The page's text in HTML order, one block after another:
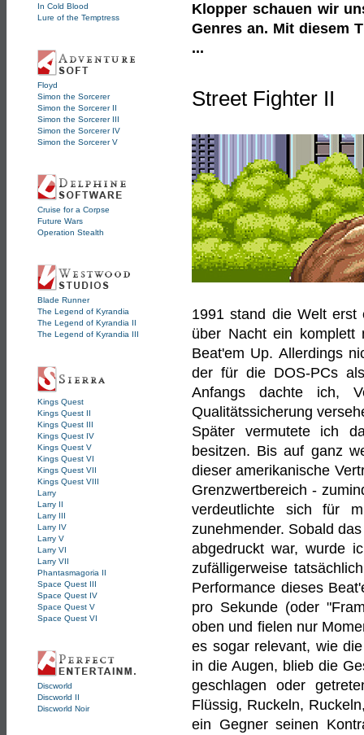
In Cold Blood
Lure of the Temptress
Floyd
Simon the Sorcerer
Simon the Sorcerer II
Simon the Sorcerer III
Simon the Sorcerer IV
Simon the Sorcerer V
Cruise for a Corpse
Future Wars
Operation Stealth
Blade Runner
The Legend of Kyrandia
The Legend of Kyrandia II
The Legend of Kyrandia III
Kings Quest
Kings Quest II
Kings Quest III
Kings Quest IV
Kings Quest V
Kings Quest VI
Kings Quest VII
Kings Quest VIII
Larry
Larry II
Larry III
Larry IV
Larry V
Larry VI
Larry VII
Phantasmagoria II
Space Quest III
Space Quest IV
Space Quest V
Space Quest VI
Discworld
Discworld II
Discworld Noir
Klopper schauen wir
Genres an. Mit diesem
...
Street Fighter II
1991 stand die Welt erst
über Nacht ein komplett
Beat'em Up. Allerdings
der für die DOS-PCs
Anfangs dachte ich,
Qualitätssicherung
Später vermutete ich
besitzen. Bis auf ganz
dieser amerikanische
Grenzwertbereich -
verdeutlichte sich für
zunehmender. Sobald
abgedruckt war, wurde
zufälligerweise
Performance dieses
pro Sekunde (oder
oben und fielen nur
es sogar relevant, wie
in die Augen, blieb die
geschlagen oder
Flüssig, Ruckeln,
ein Gegner seinen